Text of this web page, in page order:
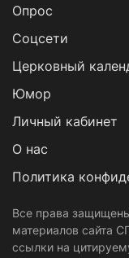
Опрос
Cоцсети
Церковный
Юмор
Личный кабинет
О нас
Политика
Все права
материалов сайта
ссылки на